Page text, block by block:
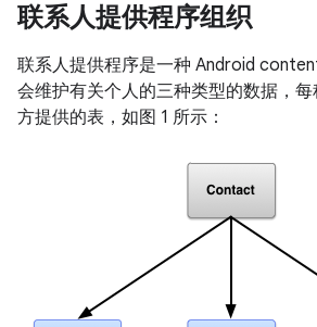
联系人提供程序组织
联系人提供程序是一种 Android
会维护有关个人的三种类型的数据，
方提供的表，如图 1 所示：